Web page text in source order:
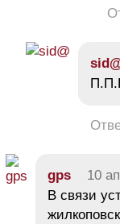
gps 10
В связи